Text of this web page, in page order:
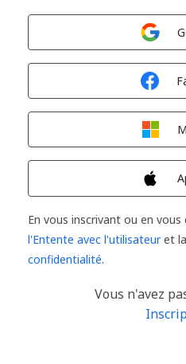
En vous inscrivant ou en
l'Entente avec l'utilisateuret la
confidentialité.
Vous n'avez